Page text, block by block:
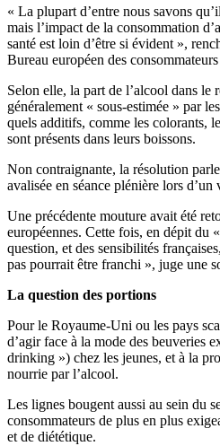
« La plupart d’entre nous savons
mais l’impact de la consommation
santé est loin d’être si évident »,
Bureau européen des
Selon elle, la part de l’alcool dans le
généralement « sous-estimée » par
quels additifs, comme les colorants,
sont présents dans leurs boissons.
Non contraignante, la résolution
avalisée en séance plénière lors
Une précédente mouture avait été
européennes. Cette fois, en dépit du
question, et des sensibilités
pas pourrait être franchi », juge une
La question des portions
Pour le Royaume-Uni ou les pays
d’agir face à la mode des beuveries
drinking ») chez les jeunes, et à la
nourrie par l’alcool.
Les lignes bougent aussi au sein du
consommateurs de plus en plus
et de diététique.